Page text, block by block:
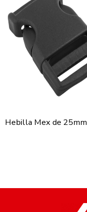
Hebilla Mex de 25mm